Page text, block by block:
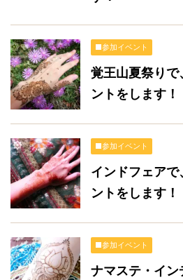
■参加イベント
覚王山夏祭りで
ントをします！
■参加イベント
インドフェア
ントをします！
■参加イベント
ナマステ・イ